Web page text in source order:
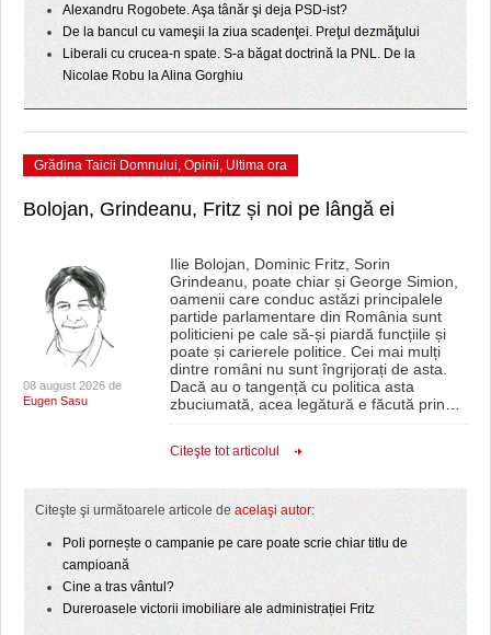
Alexandru Rogobete. Aşa tânăr şi deja PSD-ist?
De la bancul cu vameşii la ziua scadenţei. Preţul dezmăţului
Liberali cu crucea-n spate. S-a băgat doctrină la PNL. De la
Nicolae Robu la Alina Gorghiu
Grădina Taicii Domnului Opinii Ultima ora
Bolojan, Grindeanu, Fritz și noi pe lângă ei
08 august 2026 de
Eugen Sasu
Ilie Bolojan, Dominic Fritz, Sorin
Grindeanu, poate chiar și George Simion,
oamenii care conduc astăzi principalele
partide parlamentare din România sunt
politicieni pe cale să-și piardă funcțiile și
poate și carierele politice. Cei mai mulți
dintre români nu sunt îngrijorați de asta.
Dacă au o tangență cu politica asta
zbuciumată, acea legătură e făcută prin
Citeşte tot articolul
Citeşte şi următoarele articole de acelaşi autor:
Poli pornește o campanie pe care poate scrie chiar titlu de
campioană
Cine a tras vântul?
Dureroasele victorii imobiliare ale administrației Fritz